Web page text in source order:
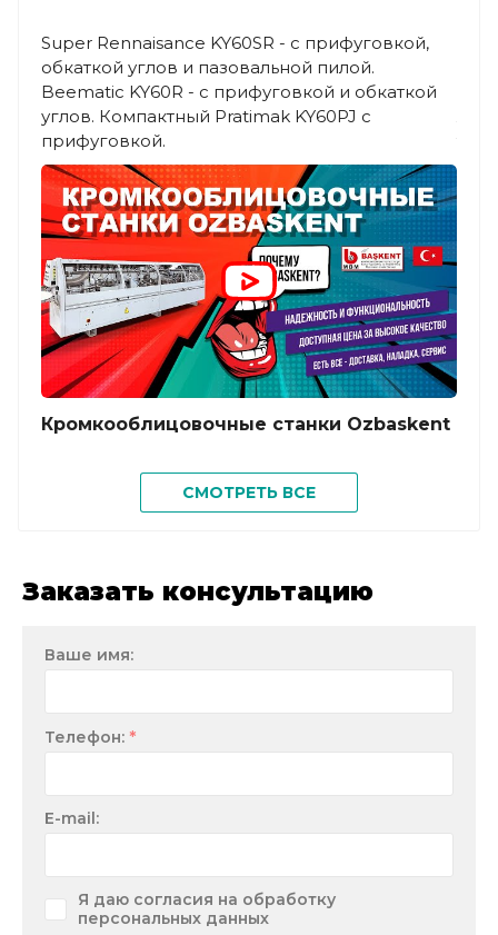
Super Rennaisance KY60SR - с прифуговкой,
обкаткой углов и пазовальной пилой.
Beematic KY60R - с прифуговкой и обкаткой
углов. Компактный Pratimak KY60PJ с
прифуговкой.
Кромкооблицовочные станки Ozbaskent
СМОТРЕТЬ ВСЕ
Заказать консультацию
Ваше имя:
Телефон: *
E-mail:
Я даю согласия на обработку
персональных данных